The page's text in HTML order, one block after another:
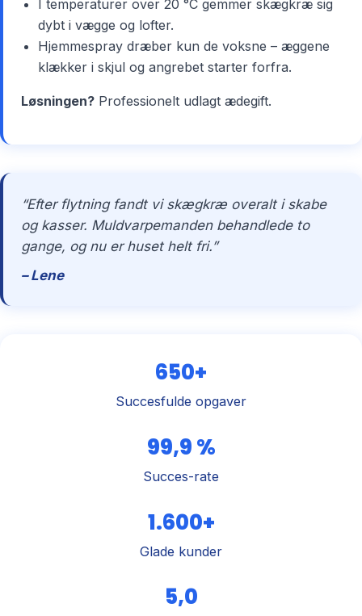
I temperaturer over 20 °C gemmer skægkræ sig
dybt i vægge og lofter.
Hjemmespray dræber kun de voksne – æggene
klækker i skjul og angrebet starter forfra.
Løsningen? Professionelt udlagt ædegift.
“Efter flytning fandt vi skægkræ overalt i skabe
og kasser. Muldvarpemanden behandlede to
gange, og nu er huset helt fri.”
– Lene
650+
Succesfulde opgaver
99,9 %
Succes-rate
1.600+
Glade kunder
5,0